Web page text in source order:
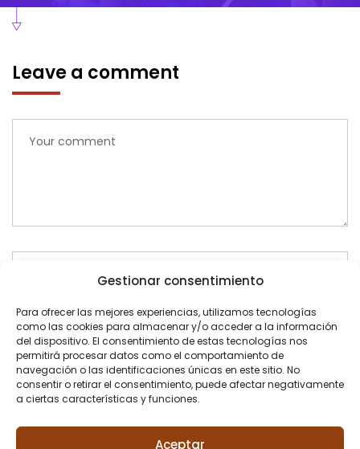
Gestionar consentimiento
Para ofrecer las mejores experiencias, utilizamos tecnologías
como las cookies para almacenar y/o acceder a la información
del dispositivo. El consentimiento de estas tecnologías nos
permitirá procesar datos como el comportamiento de
navegación o las identificaciones únicas en este sitio. No
consentir o retirar el consentimiento, puede afectar negativamente
a ciertas características y funciones.
Aceptar
Leave a comment